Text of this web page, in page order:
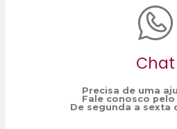
Chat
Precisa de uma
Fale conosco
De segunda a sexta